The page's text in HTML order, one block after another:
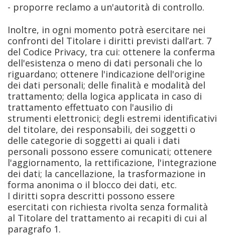
- proporre reclamo a un'autorità di controllo.
Inoltre, in ogni momento potrà esercitare nei
confronti del Titolare i diritti previsti dall’art. 7
del Codice Privacy, tra cui: ottenere la conferma
dell'esistenza o meno di dati personali che lo
riguardano; ottenere l'indicazione dell'origine
dei dati personali; delle finalità e modalità del
trattamento; della logica applicata in caso di
trattamento effettuato con l'ausilio di
strumenti elettronici; degli estremi identificativi
del titolare, dei responsabili, dei soggetti o
delle categorie di soggetti ai quali i dati
personali possono essere comunicati; ottenere
l'aggiornamento, la rettificazione, l'integrazione
dei dati; la cancellazione, la trasformazione in
forma anonima o il blocco dei dati, etc.
I diritti sopra descritti possono essere
esercitati con richiesta rivolta senza formalità
al Titolare del trattamento ai recapiti di cui al
paragrafo 1.